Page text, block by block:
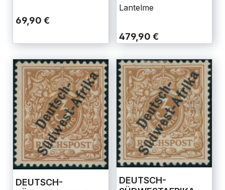
69,90 €
Lantelme
479,90 €
DEUTSCH-
DEUTSCH-